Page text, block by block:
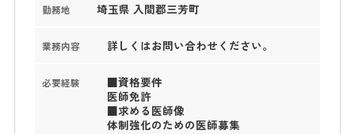
勤務地 埼玉県 入間郡三芳町
業務内容 詳しくはお問い合わせください。
必要経験
■資格要件
医師免許
■求める医師像
体制強化のための医師募集